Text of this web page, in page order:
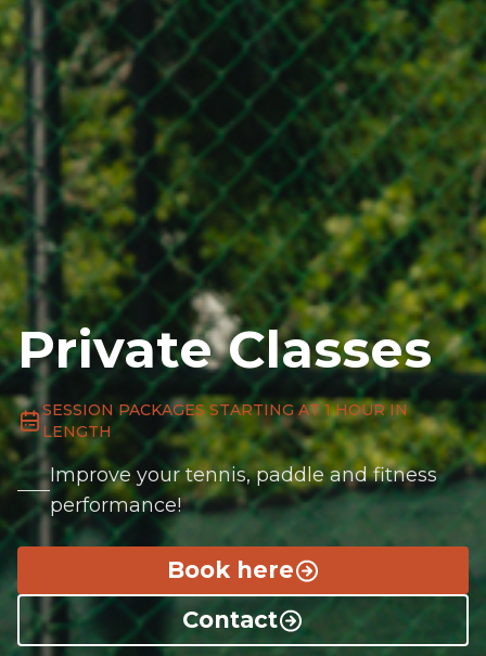
Private Classes
SESSION PACKAGES STARTING AT 1 HOUR IN
LENGTH
Improve your tennis, paddle and fitness
performance!
Book here
Contact